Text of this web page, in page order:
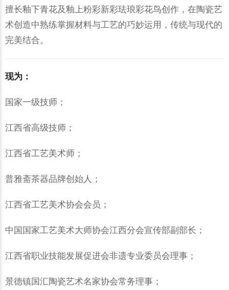
擅长釉下青花及釉上粉彩新彩珐琅彩花鸟创作，在陶瓷艺
术创造中熟练掌握材料与工艺的巧妙运用，传统与现代的
完美结合。
现为：
国家一级技师；
江西省高级技师；
江西省工艺美术师；
普雅斋茶器品牌创始人；
江西省工艺美术协会会员；
中国国家工艺美术大师协会江西分会宣传部副部长；
江西省职业技能发展促进会非遗专业委员会理事；
景德镇国汇陶瓷艺术名家协会常务理事；